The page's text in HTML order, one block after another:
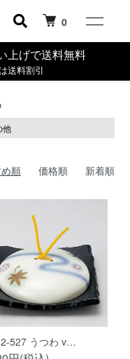
0
上げで送料無料
送料割引
他
順 価格順 新着順
527 うつわ v…